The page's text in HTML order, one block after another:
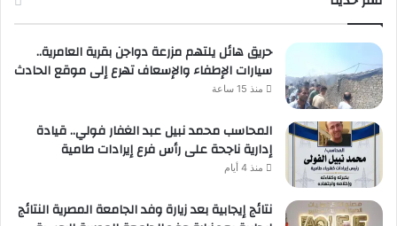
حريق هائل يلتهم مزرعة دواجن بقرية العامرية..
سيارات الإطفاء والإسعاف تهرع إلى موقع الحادث
منذ 15 ساعة
المحاسب محمد نبيل عبد الغفار فولي.. قيادة
إدارية ناجحة على رأس فرع إيرادات طامية
منذ 4 أيام
نتائج إيجابية بعد زيارة وفد الجامعة المصرية النتائج